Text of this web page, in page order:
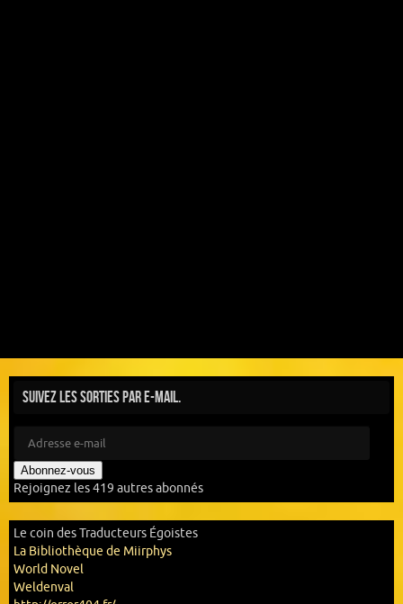
Suivez les sorties par e-mail.
Abonnez-vous
Rejoignez les 419 autres abonnés
Le coin des Traducteurs Égoistes
La Bibliothèque de Miirphys
World Novel
Weldenval